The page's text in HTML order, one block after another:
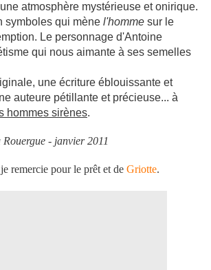
atmosphère mystérieuse et onirique.
symboles qui mène l'homme sur le
Le personnage d'Antoine
qui nous aimante à ses semelles
une écriture éblouissante et
auteure pétillante et précieuse... à
hommes sirènes.
- janvier 2011
remercie pour le prêt et de Griotte.